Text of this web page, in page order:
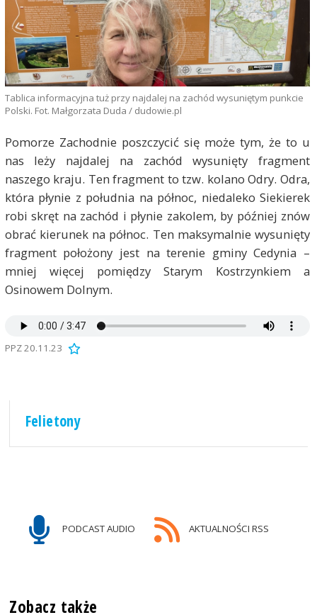
Tablica informacyjna tuż przy najdalej na zachód wysuniętym punkcie
Polski. Fot. Małgorzata Duda / dudowie.pl
Pomorze Zachodnie poszczycić się może tym, że to u
nas leży najdalej na zachód wysunięty fragment
naszego kraju. Ten fragment to tzw. kolano Odry. Odra,
która płynie z południa na północ, niedaleko Siekierek
robi skręt na zachód i płynie zakolem, by później znów
obrać kierunek na północ. Ten maksymalnie wysunięty
fragment położony jest na terenie gminy Cedynia –
mniej więcej pomiędzy Starym Kostrzynkiem a
Osinowem Dolnym.
PPZ 20.11.23
Felietony
PODCAST AUDIO AKTUALNOŚCI RSS
Zobacz także